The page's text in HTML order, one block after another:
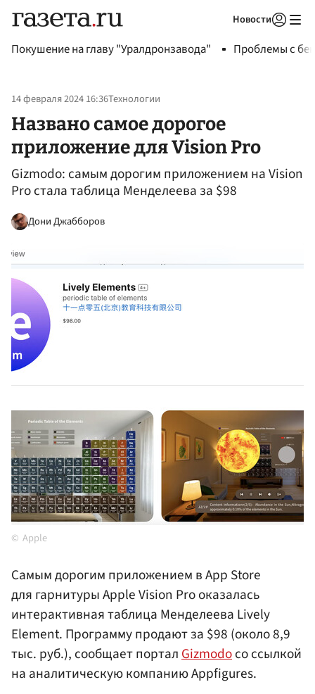
Новости
Покушение на главу "Уралдронзавода" Проблемы с
14 февраля 2024 16:36Технологии
Названо самое дорогое
приложение для Vision Pro
Gizmodo: самым дорогим приложением на Vision
Pro стала таблица Менделеева за $98
Дони Джабборов
Apple
Самым дорогим приложением в App Store
для гарнитуры Apple Vision Pro оказалась
интерактивная таблица Менделеева Lively
Element. Программу продают за $98 (около 8,9
тыс. руб.), сообщает порталGizmodoсо ссылкой
на аналитическую компанию Appfigures.